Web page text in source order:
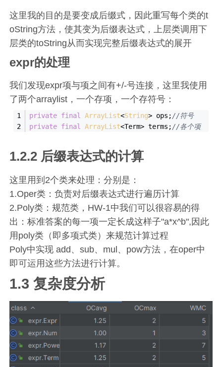
这里我的目的是要变成后缀式，因此重写每个类的t
oString方法，使其变为后缀表达式，上层类调用下
层类的toString从而实现完整后缀表达式的展开
expr的处理
我们发现expr项与项之间有+/-号连接，这里我使用
了两个arraylist，一个存项，一个存符号：
private final ArrayList<String> ops;//符号
private final ArrayList<Term> terms;//各个项
1.2.2 后缀表达式的计算
这里用到2个类来处理：分别是：
1.Oper类：负责对后缀表达式进行遍历计算
2.Poly类：规范类，HW-1中我们可以很容易的得
出：标准答案的每一项一定长成这样子"a*x^b",因此
用poly类（即多项式类）来规范计算过程
Poly中实现 add、sub、mul、pow方法，在oper中
即可运用这些方法进行计算。
1.3 复杂度分析